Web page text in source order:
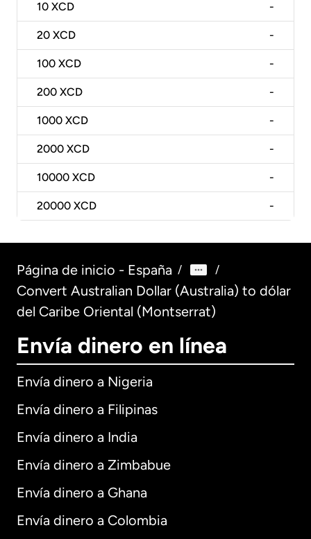
10 XCD -
20 XCD -
100 XCD -
200 XCD -
1000 XCD -
2000 XCD -
10000 XCD -
20000 XCD -
Página de inicio - España / /
Convert Australian Dollar (Australia) to dólar
del Caribe Oriental (Montserrat)
Envía dinero en línea
Envía dinero a Nigeria
Envía dinero a Filipinas
Envía dinero a India
Envía dinero a Zimbabue
Envía dinero a Ghana
Envía dinero a Colombia